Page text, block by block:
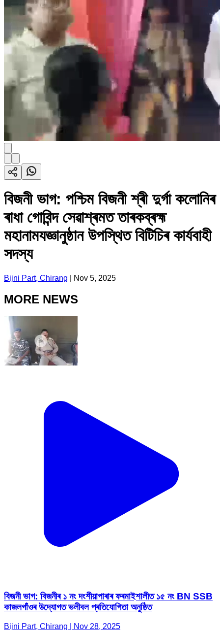
বিজনী ভাগ: পশ্চিম বিজনী শ্ৰী দুৰ্গা কলোনিৰ
ৰাধা গোবিন্দ সেৱাশ্ৰমত তাৰকব্ৰহ্ম
মহানামযজ্ঞানুষ্ঠান উপস্থিত বিটিচিৰ কাৰ্যবাহী
সদস্য
Bijni Part, Chirang Nov 5, 2025
MORE NEWS
বিজনী ভাগ: বিজনীৰ ১ নং দংশীয়াপাৰাৰ ফৰমাইশালীত ১৫ নং BN SSB
কাজলগাঁওৰ উদ্যোগত ভলীবল প্ৰতিযোগিতা অনুষ্ঠিত
Bijni Part, Chirang | Nov 28, 2025